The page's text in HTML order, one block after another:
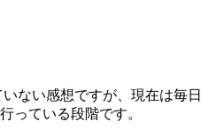
ない感想ですが、現在は毎日
っている段階です。